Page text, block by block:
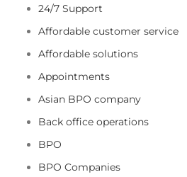
24/7 Support
Affordable customer service
Affordable solutions
Appointments
Asian BPO company
Back office operations
BPO
BPO Companies